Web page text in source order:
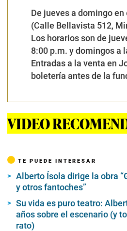
De jueves a domingo en
(Calle Bellavista 512,
Los horarios son de
8:00 p.m. y domingos a
Entradas a la venta en
boletería antes de la
VIDEO
TE PUEDE INTERESAR
Alberto Ísola dirige la obra
y otros fantoches”
Su vida es puro teatro:
años sobre el escenario (y
rato)